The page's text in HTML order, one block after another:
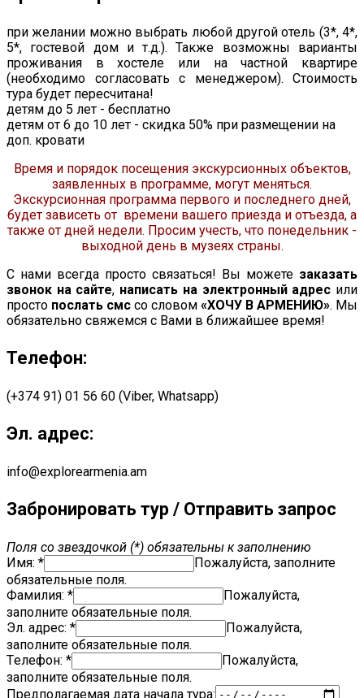
при желании можно выбрать любой другой отель (3*, 4*,
5*, гостевой дом и т.д.). Также возможны варианты
проживания в хостеле или на частной квартире
(необходимо согласовать с менеджером). Стоимость
тура будет пересчитана!
детям до 5 лет - бесплатно
детям от 6 до 10 лет - скидка 50% при размещении на
доп. кровати
Время и порядок посещения экскурсионных объектов,
заявленных в программе, могут меняться.
Экскурсионная программа первого и последнего дней,
будет зависеть от времени вашего приезда и отъезда, а
также от дней недели. Просим учесть, что понедельник -
выходной день в музеях страны.
С нами всегда просто связаться! Вы можете заказать
звонок на сайте, написать на электронный адрес или
просто послать смс со словом «ХОЧУ В АРМЕНИЮ». Мы
обязательно свяжемся с Вами в ближайшее время!
Телефон:
(+374 91) 01 56 60 (Viber, Whatsapp)
Эл. адрес:
info@explorearmenia.am
Забронировать тур / Отправить запрос
Поля со звездочкой (*) обязательны к заполнению
Имя: *
Пожалуйста, заполните
обязательные поля.
Фамилия: *
Пожалуйста,
заполните обязательные поля.
Эл. адрес: *
Пожалуйста,
заполните обязательные поля.
Tелефон: *
Пожалуйста,
заполните обязательные поля.
Предполагаемая дата начала тура: